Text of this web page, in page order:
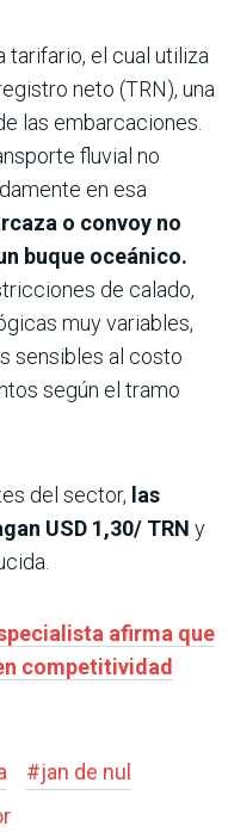
tarifario, el cual utiliza
neto (TRN), una
las embarcaciones.
fluvial no
en esa
o convoy no
buque oceánico.
de calado,
muy variables,
sensibles al costo
según el tramo
del sector, las
USD 1,30/ TRN y
afirma que
competitividad
#jan de nul